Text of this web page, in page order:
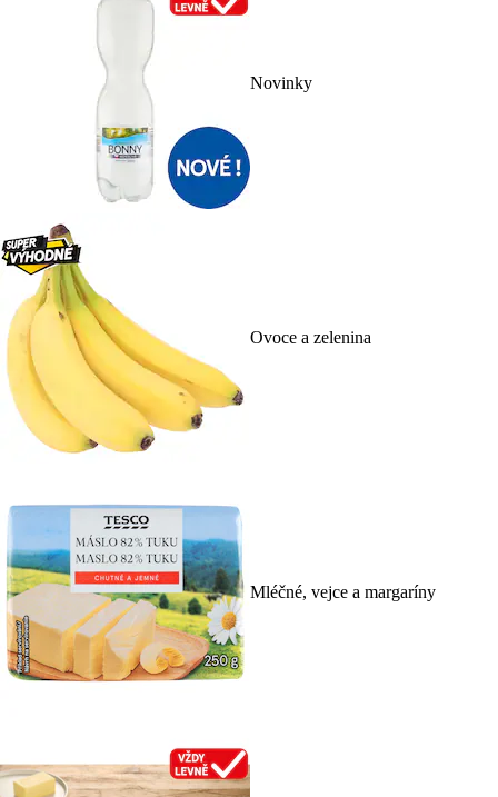
Novinky
Ovoce a zelenina
Mléčné, vejce a margaríny